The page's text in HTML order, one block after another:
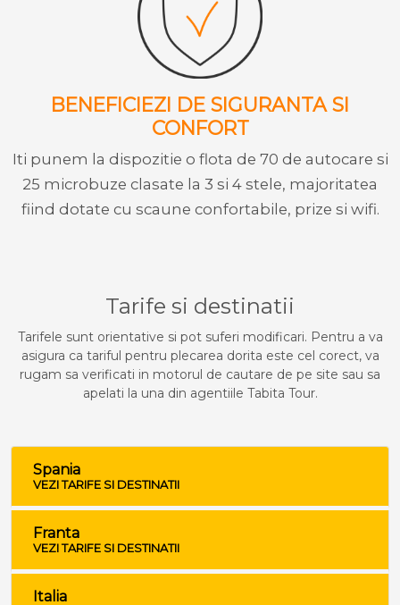
BENEFICIEZI DE SIGURANTA SI
CONFORT
Iti punem la dispozitie o flota de 70 de autocare si
25 microbuze clasate la 3 si 4 stele, majoritatea
fiind dotate cu scaune confortabile, prize si wifi.
Tarife si destinatii
Tarifele sunt orientative si pot suferi modificari. Pentru a va
asigura ca tariful pentru plecarea dorita este cel corect, va
rugam sa verificati in motorul de cautare de pe site sau sa
apelati la una din agentiile Tabita Tour.
Spania
VEZI TARIFE SI DESTINATII
Franta
VEZI TARIFE SI DESTINATII
Italia